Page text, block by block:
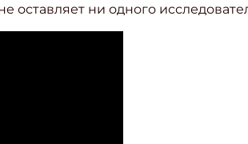
оставляет ни одного